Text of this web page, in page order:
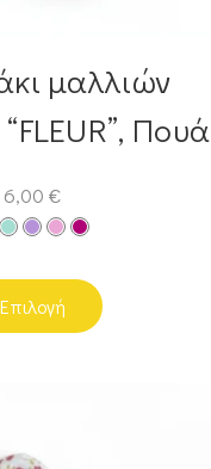
μαλλιών
Πουά
6,00 €
Επιλογή